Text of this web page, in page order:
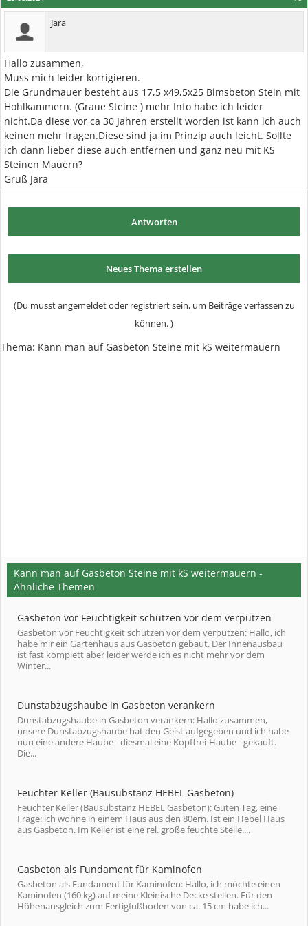
Jara
Hallo zusammen,
Muss mich leider korrigieren.
Die Grundmauer besteht aus 17,5 x49,5x25 Bimsbeton Stein mit
Hohlkammern. (Graue Steine ) mehr Info habe ich leider
nicht.Da diese vor ca 30 Jahren erstellt worden ist kann ich auch
keinen mehr fragen.Diese sind ja im Prinzip auch leicht. Sollte
ich dann lieber diese auch entfernen und ganz neu mit KS
Steinen Mauern?
Gruß Jara
Antworten
Neues Thema erstellen
(Du musst angemeldet oder registriert sein, um Beiträge verfassen zu
können. )
Thema: Kann man auf Gasbeton Steine mit kS weitermauern
Kann man auf Gasbeton Steine mit kS weitermauern -
Ähnliche Themen
Gasbeton vor Feuchtigkeit schützen vor dem verputzen
Gasbeton vor Feuchtigkeit schützen vor dem verputzen: Hallo, ich
habe mir ein Gartenhaus aus Gasbeton gebaut. Der Innenausbau
ist fast komplett aber leider werde ich es nicht mehr vor dem
Winter...
Dunstabzugshaube in Gasbeton verankern
Dunstabzugshaube in Gasbeton verankern: Hallo zusammen,
unsere Dunstabzugshaube hat den Geist aufgegeben und ich habe
nun eine andere Haube - diesmal eine Kopffrei-Haube - gekauft.
Die...
Feuchter Keller (Bausubstanz HEBEL Gasbeton)
Feuchter Keller (Bausubstanz HEBEL Gasbeton): Guten Tag, eine
Frage: ich wohne in einem Haus aus den 80ern. Ist ein Hebel Haus
aus Gasbeton. Im Keller ist eine rel. große feuchte Stelle....
Gasbeton als Fundament für Kaminofen
Gasbeton als Fundament für Kaminofen: Hallo, ich möchte einen
Kaminofen (160 kg) auf meine Kleinische Decke stellen. Für den
Höhenausgleich zum Fertigfußboden von ca. 15 cm habe ich...